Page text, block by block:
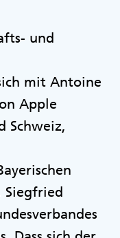
und
mit Antoine
Apple
Schweiz,
Siegfried